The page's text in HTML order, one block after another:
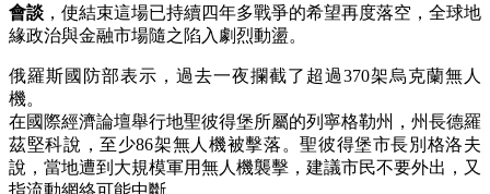
會談 ，使結束這場已持續四年多戰爭的希望再度落空，全球地
緣政治與金融市場隨之陷入劇烈動盪。
俄羅斯國防部表示，過去一夜攔截了超過370架烏克蘭無人
機。
在國際經濟論壇舉行地聖彼得堡所屬的列寧格勒州，州長德羅
茲堅科說，至少86架無人機被擊落。聖彼得堡市長別格洛夫
說，當地遭到大規模軍用無人機襲擊，建議市民不要外出，又
指流動網絡可能中斷。